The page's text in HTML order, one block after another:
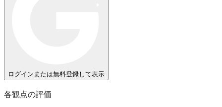
ログインまたは無料登録して表示
各観点の評価